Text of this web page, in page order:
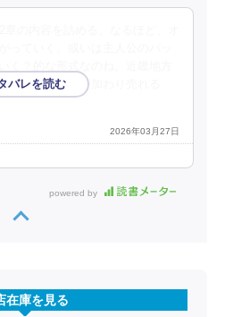
ラの霊感女性が加わり売れる
2026年03月27日
powered by
在庫を見る